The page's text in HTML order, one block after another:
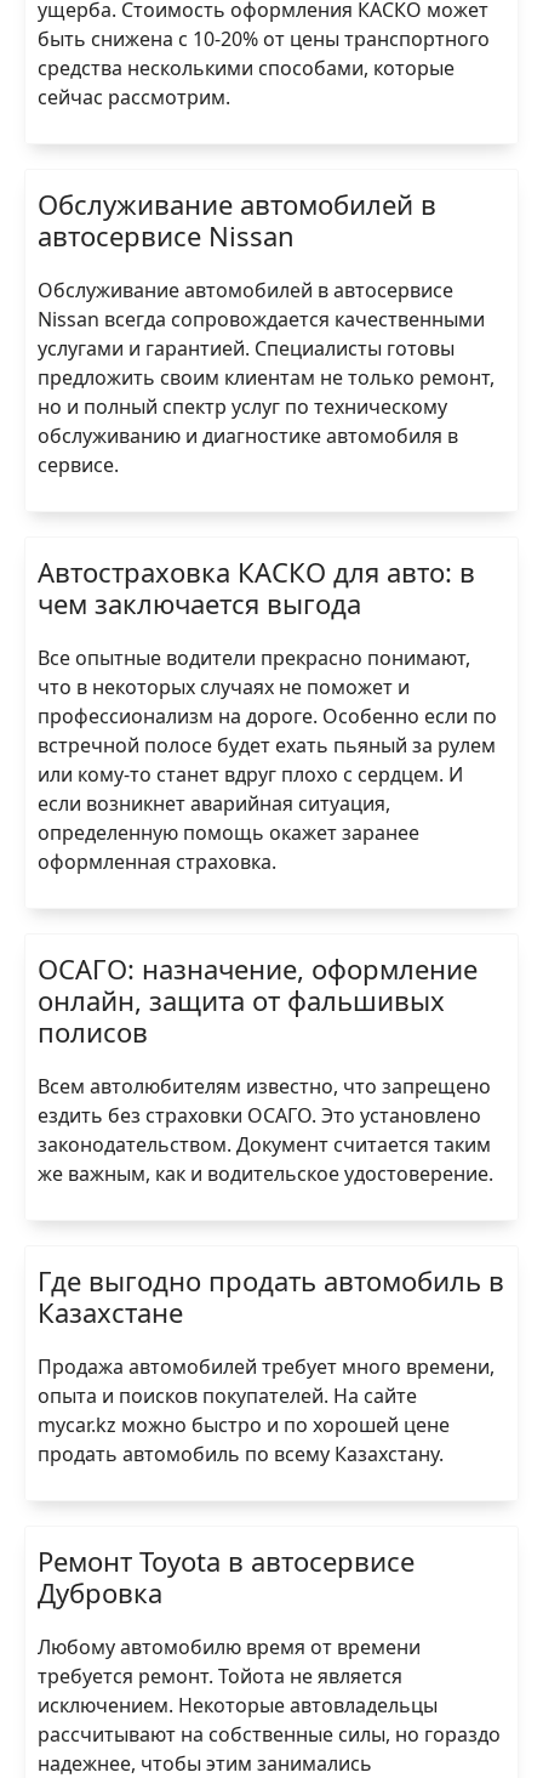
ущерба. Стоимость оформления КАСКО может
быть снижена с 10-20% от цены транспортного
средства несколькими способами, которые
сейчас рассмотрим.
Обслуживание автомобилей в
автосервисе Nissan
Обслуживание автомобилей в автосервисе
Nissan всегда сопровождается качественными
услугами и гарантией. Специалисты готовы
предложить своим клиентам не только ремонт,
но и полный спектр услуг по техническому
обслуживанию и диагностике автомобиля в
сервисе.
Автостраховка КАСКО для авто: в
чем заключается выгода
Все опытные водители прекрасно понимают,
что в некоторых случаях не поможет и
профессионализм на дороге. Особенно если по
встречной полосе будет ехать пьяный за рулем
или кому-то станет вдруг плохо с сердцем. И
если возникнет аварийная ситуация,
определенную помощь окажет заранее
оформленная страховка.
ОСАГО: назначение, оформление
онлайн, защита от фальшивых
полисов
Всем автолюбителям известно, что запрещено
ездить без страховки ОСАГО. Это установлено
законодательством. Документ считается таким
же важным, как и водительское удостоверение.
Где выгодно продать автомобиль в
Казахстане
Продажа автомобилей требует много времени,
опыта и поисков покупателей. На сайте
mycar.kz можно быстро и по хорошей цене
продать автомобиль по всему Казахстану.
Ремонт Toyota в автосервисе
Дубровка
Любому автомобилю время от времени
требуется ремонт. Тойота не является
исключением. Некоторые автовладельцы
рассчитывают на собственные силы, но гораздо
надежнее, чтобы этим занимались